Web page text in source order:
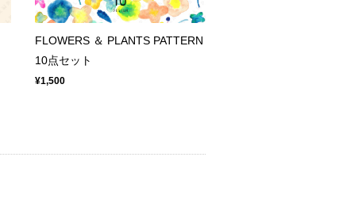
FLOWERS ＆ PLANTS PATTERN
10点セット
¥1,500